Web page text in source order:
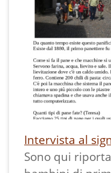
Intervista al
Sono qui